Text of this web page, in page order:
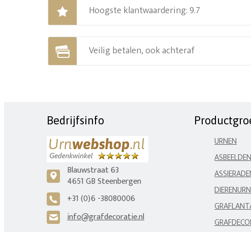
Hoogste klantwaardering: 9.7
Veilig betalen, ook achteraf
Bedrijfsinfo
c
Blauwstraat 63
4651 GB Steenbergen
A +31 (0)6 -38080006
H info@grafdecoratie.nl
URNEN
ASBEELDEN